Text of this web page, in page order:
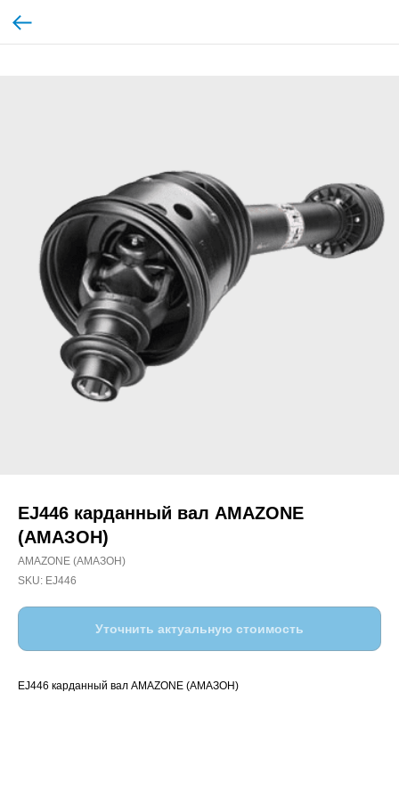
EJ446 карданный вал AMAZONE
(АМАЗОН)
AMAZONE (АМАЗОН)
SKU: EJ446
Уточнить актуальную стоимость
EJ446 карданный вал AMAZONE (АМАЗОН)